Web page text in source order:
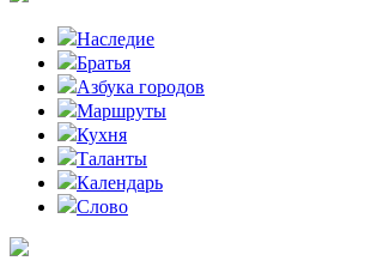
Наследие
Братья
Азбука городов
Маршруты
Кухня
Таланты
Календарь
Слово